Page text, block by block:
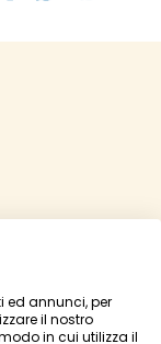
ed annunci, per
il nostro
in cui utilizza il